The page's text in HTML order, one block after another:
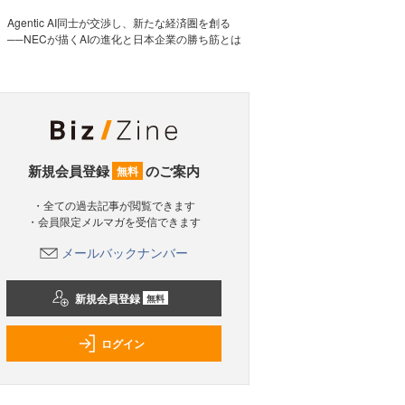
Agentic AI同士が交渉し、新たな経済圏を創る
──NECが描くAIの進化と日本企業の勝ち筋とは
新規会員登録 無料 のご案内
・全ての過去記事が閲覧できます
・会員限定メルマガを受信できます
メールバックナンバー
新規会員登録 無料
ログイン